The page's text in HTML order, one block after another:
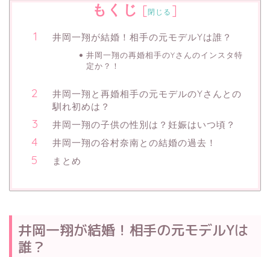
もくじ [閉じる ]
井岡一翔が結婚！相手の元モデルYは誰？
井岡一翔の再婚相手のYさんのインスタ特
定か？！
井岡一翔と再婚相手の元モデルのYさんとの
馴れ初めは？
井岡一翔の子供の性別は？妊娠はいつ頃？
井岡一翔の谷村奈南との結婚の過去！
まとめ
井岡一翔が結婚！相手の元モデルYは
誰？